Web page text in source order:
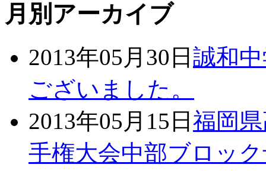
月別アーカイブ
2013年05月30日 誠和
ございました。
2013年05月15日 福岡
手権大会中部ブロッ